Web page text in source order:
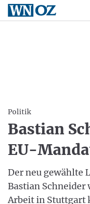
Politik
Bastian
EU-
Der neu gewählte
Bastian Schneider
Arbeit in Stuttgart